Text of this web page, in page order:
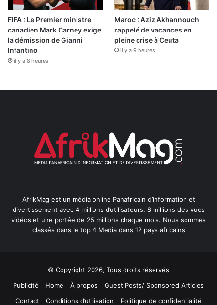
FIFA : Le Premier ministre
canadien Mark Carney exige
la démission de Gianni
Infantino
il y a 8 heures
Maroc : Aziz Akhannouch
rappelé de vacances en
pleine crise à Ceuta
il y a 9 heures
AfrikMag est un média online Panafricain d’information et
divertissement avec 4 millions d’utilisateurs, 8 millions des vues
vidéos et une portée de 25 millions chaque mois. Nous sommes
classés dans le top 4 Media dans 12 pays africains
© Copyright 2026, Tous droits réservés
Publicité
Home À propos
Guest Posts/ Sponsored Articles
Contact
Conditions d’utilisation Politique de confidentialité